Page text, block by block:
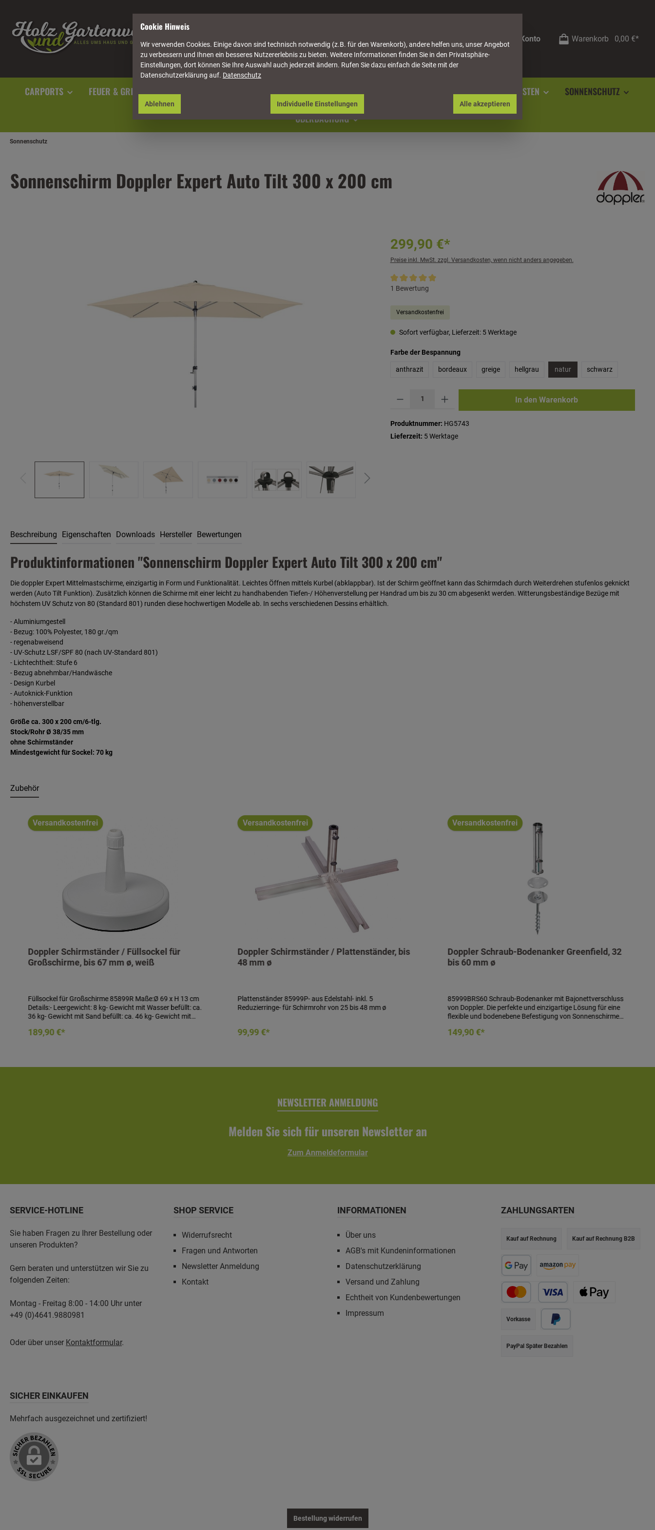
Mein Konto Warenkorb 0,00 €*
CARPORTS FEUER & GRILL GARTENAUSSTATTUNG HÄUSER & PAVILLONS NATURSTEIN SOCKELLEISTEN SONNENSCHUTZ
ÜBERDACHUNG
Sonnenschutz
Sonnenschirm Doppler Expert Auto Tilt 300 x 200 cm
299,90 €*
Preise inkl. MwSt. zzgl. Versandkosten, wenn nicht anders angegeben.
Durchschnittliche Bewertung von 5 von 5 Sternen
1 Bewertung
Versandkostenfrei
Sofort verfügbar, Lieferzeit: 5 Werktage
Farbe der Bespannungauswählen
anthrazit bordeaux greige hellgrau natur schwarz
In den Warenkorb
Produktnummer: HG5743
Lieferzeit: 5 Werktage
Beschreibung Eigenschaften Downloads Hersteller Bewertungen
Produktinformationen "Sonnenschirm Doppler Expert Auto Tilt 300 x 200 cm"
Die doppler Expert Mittelmastschirme, einzigartig in Form und Funktionalität. Leichtes Öffnen mittels Kurbel (abklappbar). Ist der Schirm geöffnet kann das Schirmdach durch Weiterdrehen stufenlos geknickt
werden (Auto Tilt Funktion). Zusätzlich können die Schirme mit einer leicht zu handhabenden Tiefen-/ Höhenverstellung per Handrad um bis zu 30 cm abgesenkt werden. Witterungsbeständige Bezüge mit
höchstem UV Schutz von 80 (Standard 801) runden diese hochwertigen Modelle ab. In sechs verschiedenen Dessins erhältlich.
- Aluminiumgestell
- Bezug: 100% Polyester, 180 gr./qm
- regenabweisend
- UV-Schutz LSF/SPF 80 (nach UV-Standard 801)
- Lichtechtheit: Stufe 6
- Bezug abnehmbar/Handwäsche
- Design Kurbel
- Autoknick-Funktion
- höhenverstellbar
Größe ca. 300 x 200 cm/6-tlg.
Stock/Rohr Ø 38/35 mm
ohne Schirmständer
Mindestgewicht für Sockel: 70 kg
Zubehör
Versandkostenfrei
Doppler Schirmständer / Füllsockel für
Großschirme, bis 67 mm ø, weiß
Füllsockel für Großschirme 85899R Maße:Ø 69 x H 13 cm
Details:- Leergewicht: 8 kg- Gewicht mit Wasser befüllt: ca.
36 kg- Gewicht mit Sand befüllt: ca. 46 kg- Gewicht mit
befüllt: ca. 85 kg- für Schirmrohr von 28 bis 67 mm ø- Farbe:
189,90 €*
Versandkostenfrei
Doppler Schirmständer / Plattenständer, bis
48 mm ø
Plattenständer 85999P- aus Edelstahl- inkl. 5
Reduzierringe- für Schirmrohr von 25 bis 48 mm ø
99,99 €*
Versandkostenfrei
Doppler Schraub-Bodenanker Greenfield, 32
bis 60 mm ø
85999BRS60 Schraub-Bodenanker mit Bajonettverschluss
von Doppler. Die perfekte und einzigartige Lösung für eine
flexible und bodenebene Befestigung von Sonnenschirmen
Bodenanker mit Bajonettverschluss - Länge: ca. 400 mm-
Achtung: Nicht geeignet für Kies-, Granulatböden und Erde
149,90 €*
NEWSLETTER ANMELDUNG
Melden Sie sich für unseren Newsletter an
Zum Anmeldeformular
SERVICE-HOTLINE
Sie haben Fragen zu Ihrer Bestellung oder
unseren Produkten?
Gern beraten und unterstützen wir Sie zu
folgenden Zeiten:
Montag - Freitag 8:00 - 14:00 Uhr unter
+49 (0)4641.9880981
Oder über unser Kontaktformular.
SHOP SERVICE
Widerrufsrecht
Fragen und Antworten
Newsletter Anmeldung
Kontakt
INFORMATIONEN
Über uns
AGB's mit Kundeninformationen
Datenschutzerklärung
Versand und Zahlung
Echtheit von Kundenbewertungen
Impressum
ZAHLUNGSARTEN
Vorkasse
PayPal Später Bezahlen
Kauf auf Rechnung Kauf auf Rechnung B2B
SICHER EINKAUFEN
Mehrfach ausgezeichnet und zertifiziert!
Bestellung widerrufen
Cookie Hinweis
Wir verwenden Cookies. Einige davon sind technisch notwendig (z.B. für den Warenkorb), andere helfen uns, unser Angebot
zu verbessern und Ihnen ein besseres Nutzererlebnis zu bieten. Weitere Informationen finden Sie in den Privatsphäre-
Einstellungen, dort können Sie Ihre Auswahl auch jederzeit ändern. Rufen Sie dazu einfach die Seite mit der
Datenschutzerklärung auf. Datenschutz
Individuelle Einstellungen
Ablehnen Alle akzeptieren